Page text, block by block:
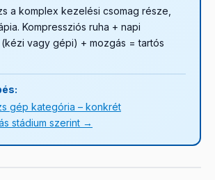
a komplex kezelési csomag része,
Kompressziós ruha + napi
vagy gépi) + mozgás = tartós
gép kategória – konkrét
stádium szerint →